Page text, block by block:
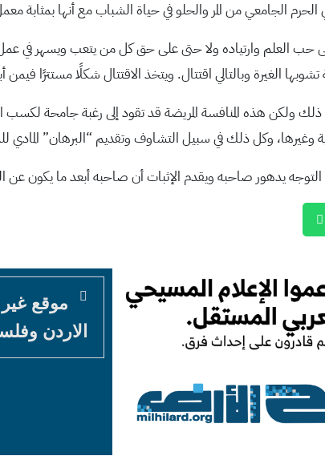
الحرم الجامعي من المر والحلو في حياة الشباب مع أنها
حب العلم وارتياده ولا حتى على حق كل من يتعب ويسهر في عمل
الغيرة وبالتالي اقتتال. ويتخذ الاقتتال شكلًا مستترًا
ذلك ولكن هذه المنافسة المريضة قد تقود إلى رغبة جامحة
وغيرها، وكل ذلك في سبيل التشاوف وتقديم “البرهان” المادي
يدهور صاحبه ويقدم الإثبات أن صاحبه أبعد ما يكون عن
موقع
الاردن